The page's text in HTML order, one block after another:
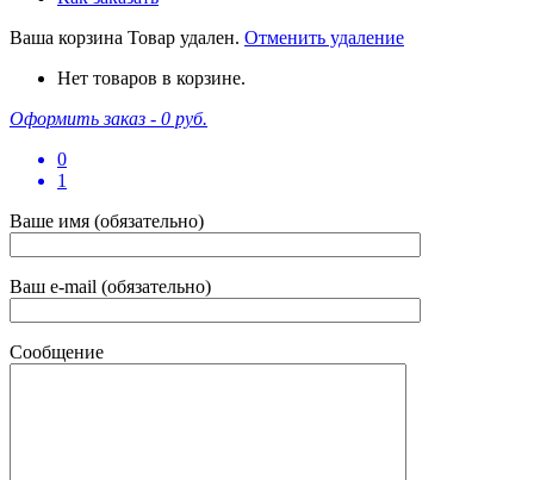
Ваша корзина Товар удален. Отменить удаление
Нет товаров в корзине.
Оформить заказ - 0 руб.
0
1
Ваше имя (обязательно)
Ваш e-mail (обязательно)
Сообщение